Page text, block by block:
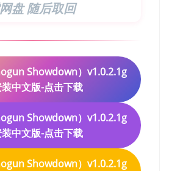
盘 随后取回
Showdown）v1.0.2.1g
中文版-点击下载
Showdown）v1.0.2.1g
中文版-点击下载
Showdown）v1.0.2.1g